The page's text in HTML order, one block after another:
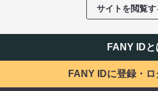
サイトを閲覧す
FANY IDと
FANY IDに登録・